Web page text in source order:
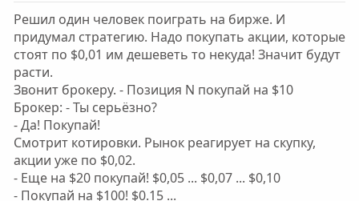
Решил один человек поиграть на бирже. И
придумал стратегию. Надо покупать акции, которые
стоят по $0,01 им дешеветь то некуда! Значит будут
расти.
Звонит брокеру. - Позиция N покупай на $10
Брокер: - Ты серьёзно?
- Да! Покупай!
Смотрит котировки. Рынок реагирует на скупку,
акции уже по $0,02.
- Еще на $20 покупай! $0,05 ... $0,07 ... $0,10
- Покупай на $100! $0.15 ...